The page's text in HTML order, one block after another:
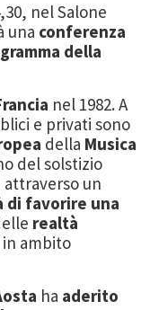
nel Salone
una conferenza
della
nel 1982. A
e privati sono
della Musica
del solstizio
attraverso un
di favorire una
realtà
in ambito
ha aderito